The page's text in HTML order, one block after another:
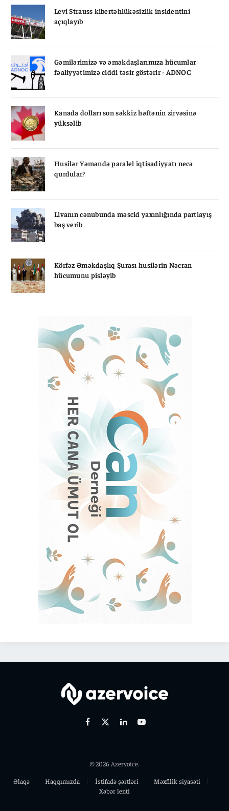
Levi Strauss kibertəhlükəsizlik insidentini
açıqlayıb
Gəmilərimizə və əməkdaşlarımıza hücumlar
fəaliyyətimizə ciddi təsir göstərir - ADNOC
Kanada dolları son səkkiz həftənin zirvəsinə
yüksəlib
Husilər Yəməndə paralel iqtisadiyyatı necə
qurdular?
Livanın cənubunda məscid yaxınlığında partlayış
baş verib
Körfəz Əməkdaşlıq Şurası husilərin Nəcran
hücumunu pisləyib
Facebook
X
LinkedinYoutube
© 2026 Azervoice.
Əlaqə
Haqqımızda İstifadə şərtləri
Məxfilik siyasəti
Xəbər lenti